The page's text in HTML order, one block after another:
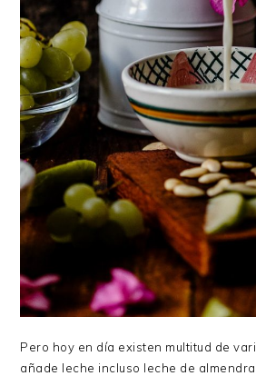
Pero hoy en día existen multitud de
añade leche incluso leche de